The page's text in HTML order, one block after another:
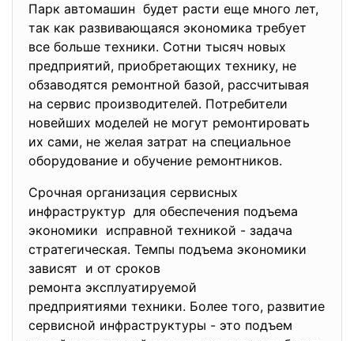
Парк автомашин будет расти еще много лет,
так как развивающаяся экономика требует
все больше техники. Сотни тысяч новых
предприятий, приобретающих технику, не
обзаводятся ремонтной базой, рассчитывая
на сервис производителей. Потребители
новейших моделей не могут ремонтировать
их сами, не желая затрат на специальное
оборудование и обучение ремонтников.
Срочная организация сервисных
инфраструктур для обеспечения подъема
экономики исправной техникой - задача
стратегическая. Темпы подъема экономики
зависят и от сроков
ремонта эксплуатируемой
предприятиями техники. Более того, развитие
сервисной инфраструктуры - это подъем